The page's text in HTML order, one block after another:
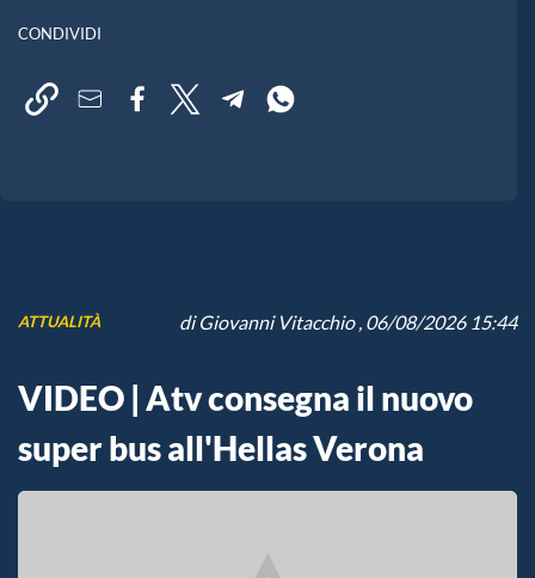
CONDIVIDI
ATTUALITÀ diGiovanni Vitacchio, 06/08/2026 15:44
VIDEO | Atv consegna il nuovo
super bus all'Hellas Verona